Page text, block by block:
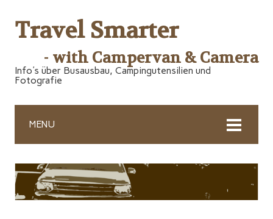
Travel Smarter
- with Campervan & Camera
Info's über Busausbau, Campingutensilien und
Fotografie
MENU